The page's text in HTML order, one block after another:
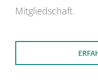
Mitgliedschaft.